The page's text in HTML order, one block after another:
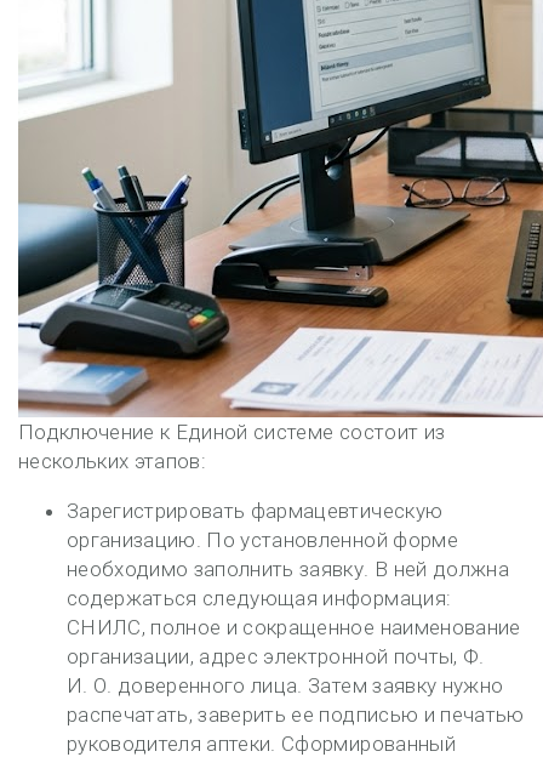
Подключение к Единой системе состоит из
нескольких этапов:
Зарегистрировать фармацевтическую
организацию. По установленной форме
необходимо заполнить заявку. В ней должна
содержаться следующая информация:
СНИЛС, полное и сокращенное наименование
организации, адрес электронной почты, Ф.
И. О. доверенного лица. Затем заявку нужно
распечатать, заверить ее подписью и печатью
руководителя аптеки. Сформированный